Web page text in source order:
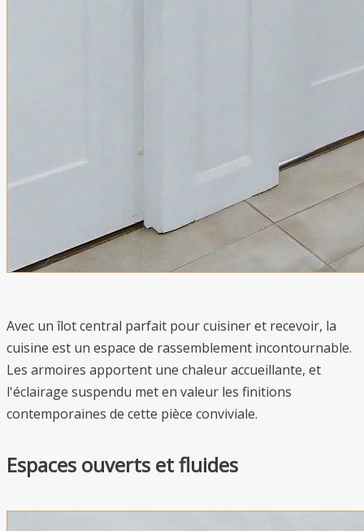
Avec un îlot central parfait pour cuisiner et recevoir, la
cuisine est un espace de rassemblement incontournable.
Les armoires apportent une chaleur accueillante, et
l'éclairage suspendu met en valeur les finitions
contemporaines de cette pièce conviviale.
Espaces ouverts et fluides